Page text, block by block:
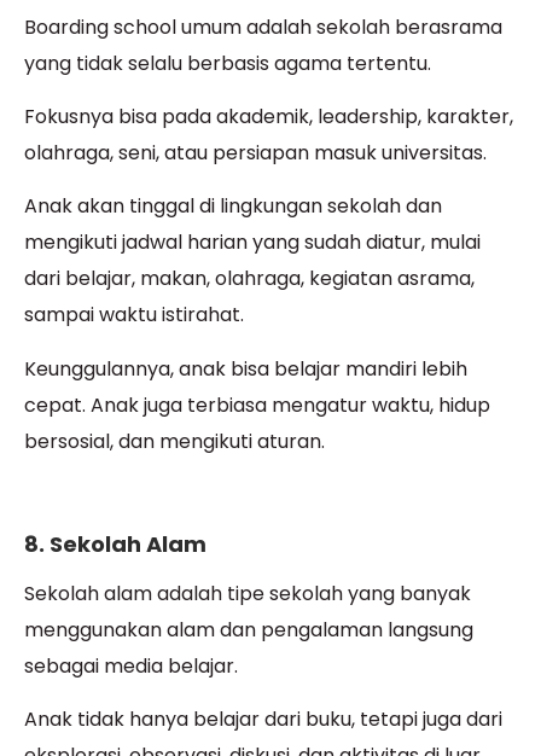
Boarding school umum adalah sekolah berasrama
yang tidak selalu berbasis agama tertentu.
Fokusnya bisa pada akademik, leadership, karakter,
olahraga, seni, atau persiapan masuk universitas.
Anak akan tinggal di lingkungan sekolah dan
mengikuti jadwal harian yang sudah diatur, mulai
dari belajar, makan, olahraga, kegiatan asrama,
sampai waktu istirahat.
Keunggulannya, anak bisa belajar mandiri lebih
cepat. Anak juga terbiasa mengatur waktu, hidup
bersosial, dan mengikuti aturan.
8. Sekolah Alam
Sekolah alam adalah tipe sekolah yang banyak
menggunakan alam dan pengalaman langsung
sebagai media belajar.
Anak tidak hanya belajar dari buku, tetapi juga dari